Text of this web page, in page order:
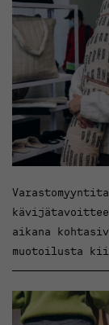
aikana
muotoilusta